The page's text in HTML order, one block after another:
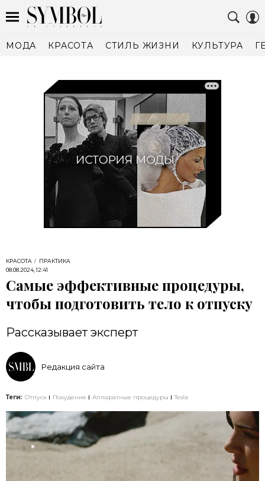
МОДА КРАСОТА СТИЛЬ ЖИЗНИ КУЛЬТУРА
КРАСОТА
ПРАКТИКА
08.08.2024, 12:41
Самые эффективные процедуры,
чтобы подготовить тело к отпуску
Рассказывает эксперт
Редакция сайта
Теги: Отпуск Похудение Аппаратные процедуры Tesla